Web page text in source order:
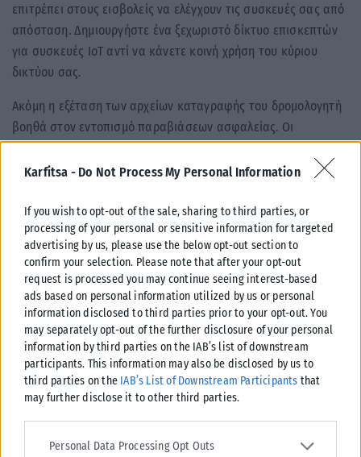
Karfitsa - Do Not Process My Personal Information
If you wish to opt-out of the sale, sharing to third parties, or
processing of your personal or sensitive information for targeted
advertising by us, please use the below opt-out section to
confirm your selection. Please note that after your opt-out
request is processed you may continue seeing interest-based
ads based on personal information utilized by us or personal
information disclosed to third parties prior to your opt-out. You
may separately opt-out of the further disclosure of your personal
information by third parties on the IAB’s list of downstream
participants. This information may also be disclosed by us to
third parties on the IAB’s List of Downstream Participants that
may further disclose it to other third parties.
Please note that this website/app uses one or more Google
services and may gather and store information including but not
Personal Data Processing Opt Outs
επιτρέπει στους εισβολείς να ελέγχουν τις συσκευές σας από
απόσταση. Δημιουργήστε ένα ξεχωριστό δίκτυο επισκεπτών
για συσκευές IoT αντί να κάνετε κοινή χρήση του κύριου
δικτύου σας.
Ακόμη η εξέταση των αρχείων καταγραφής του δρομολογητή
βοηθά στον εντοπισμό παραβιάσεων ασφαλείας. Οι
περισσότεροι δρομολογητές καταγράφουν προηγούμενες
συνδέσεις. Ελέγξτε την ιστορική δραστηριότητα και
μενού ρυθμίσεων που εμφανίζει τις συνδεδεμένες συσκευές.
Τέλος τα μηνύματα ISP σχετικά με μη φυσιολογική κίνηση
υποδεικνύουν πιθανά ζητήματα ασφάλειας. Ο ISP σας μπορεί
να σας προειδοποιήσει για ασυνήθιστη δραστηριότητα
δικτύου καθώς οι ISP ειδοποιούν τους πελάτες τους εάν
εντοπίσουν υπερβολική χρήση δεδομένων, απειλές για την
ασφάλεια ή μη φυσιολογικά πρότυπα σύνδεσης.
Πηγή: techmaniacs.gr